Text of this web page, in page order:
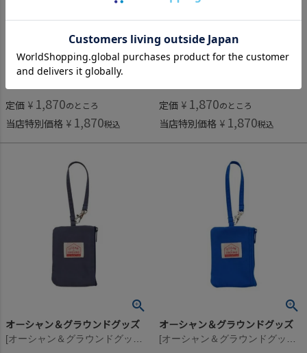
オーシャン＆グラウンドグッズ
[オーシャン＆グラウンドグッズ] GOODAY パスケース グリーン(GR)
定価 ¥ 1,870のところ
当店特別価格 ¥ 1,870税込
オーシャン＆グラウンドグッズ
定価 ¥ 1,870のところ
当店特別価格 ¥ 1,870税込
オーシャン＆グラウンドグッズ オーシャン＆グラウンドグッズ